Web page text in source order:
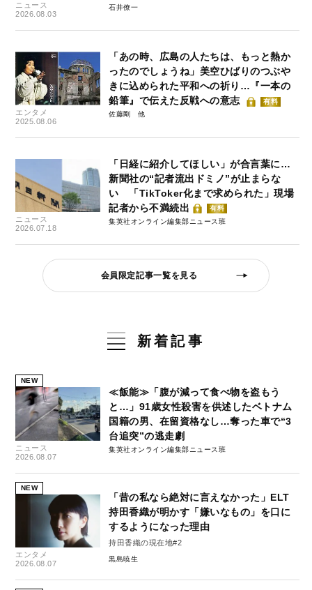
ニュース
2026.08.03
石井僚一
エンタメ
2025.08.06
「あの時、広島の人たちは、もっと熱か
ったのでしょうね」美空ひばりのつぶや
きに込められた平和への祈り…『一本の
鉛筆』で伝えた反戦への意志
有料
佐藤剛
ニュース
2026.07.18
「日経に紹介してほしい」が合言葉に…
新聞社の“記者流出ドミノ”が止まらな
い 「TikToker化まで求められた」現場
記者から不満続出
有料
集英社オンライン編集部ニュース班
会員限定記事一覧を見る
新着記事
NEW
ニュース
2026.08.07
≪飯能≫「腹が減って食べ物を盗もう
と…」91歳女性殺害を供述したベトナム
国籍の男、在留資格なし…奪った車で“3
台追突”の逃走劇
集英社オンライン編集部ニュース班
NEW
エンタメ
2026.08.07
「昔の私なら絶対に言えなかった」ELT
持田香織が明かす「嫌いなもの」を口に
するようになった理由
持田香織の現在地#2
黒島暁生